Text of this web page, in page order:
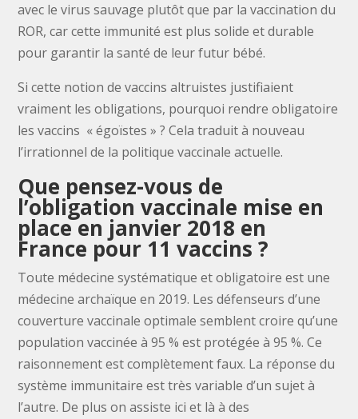
avec le virus sauvage plutôt que par la vaccination du
ROR, car cette immunité est plus solide et durable
pour garantir la santé de leur futur bébé.
Si cette notion de vaccins altruistes justifiaient
vraiment les obligations, pourquoi rendre obligatoire
les vaccins « égoïstes » ? Cela traduit à nouveau
l’irrationnel de la politique vaccinale actuelle.
Que pensez-vous de
l’obligation vaccinale mise en
place en janvier 2018 en
France pour 11 vaccins ?
Toute médecine systématique et obligatoire est une
médecine archaïque en 2019. Les défenseurs d’une
couverture vaccinale optimale semblent croire qu’une
population vaccinée à 95 % est protégée à 95 %. Ce
raisonnement est complètement faux. La réponse du
système immunitaire est très variable d’un sujet à
l’autre. De plus on assiste ici et là à des